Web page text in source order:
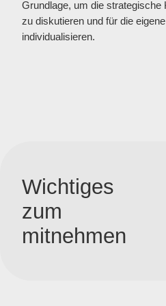
Grundlage, um die strategische
zu diskutieren und für die
individualisieren.
Wichtiges
zum
mitnehmen